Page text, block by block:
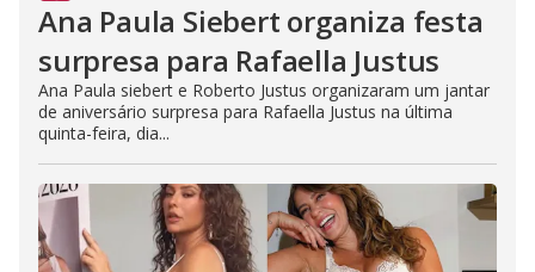
Ana Paula Siebert organiza festa
surpresa para Rafaella Justus
Ana Paula siebert e Roberto Justus organizaram um jantar
de aniversário surpresa para Rafaella Justus na última
quinta-feira, dia...